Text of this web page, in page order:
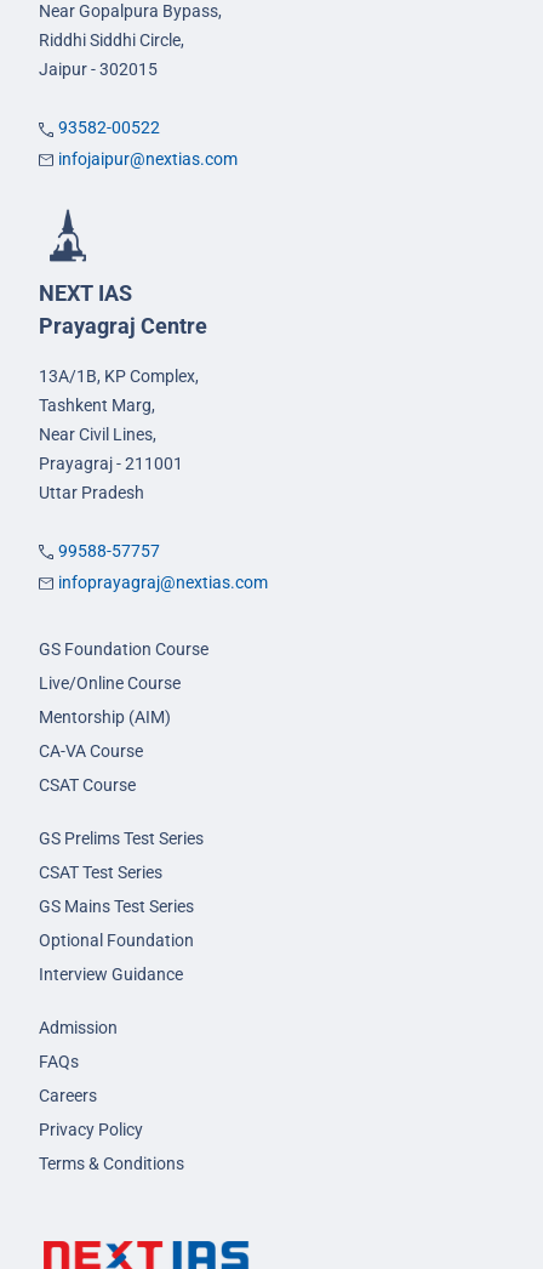
Near Gopalpura Bypass,
Riddhi Siddhi Circle,
Jaipur - 302015
93582-00522
infojaipur@nextias.com
NEXT IAS
Prayagraj Centre
13A/1B, KP Complex,
Tashkent Marg,
Near Civil Lines,
Prayagraj - 211001
Uttar Pradesh
99588-57757
infoprayagraj@nextias.com
GS Foundation Course
Live/Online Course
Mentorship (AIM)
CA-VA Course
CSAT Course
GS Prelims Test Series
CSAT Test Series
GS Mains Test Series
Optional Foundation
Interview Guidance
Admission
FAQs
Careers
Privacy Policy
Terms & Conditions